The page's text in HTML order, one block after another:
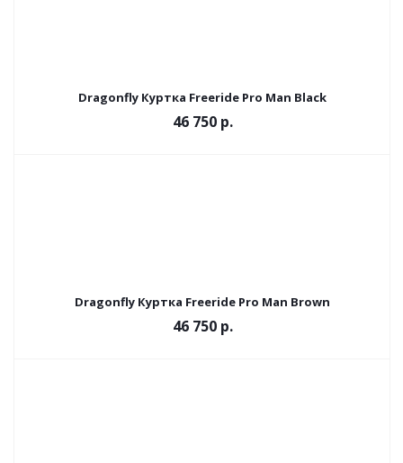
Dragonfly Куртка Freeride Pro Man Black
46 750 р.
Dragonfly Куртка Freeride Pro Man Brown
46 750 р.